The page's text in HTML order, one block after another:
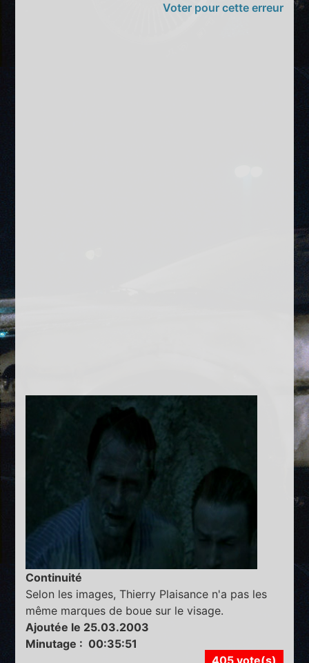
Voter pour cette erreur
Continuité
Selon les images, Thierry Plaisance n'a pas les
même marques de boue sur le visage.
Ajoutée le 25.03.2003
Minutage : 00:35:51
405 vote(s)